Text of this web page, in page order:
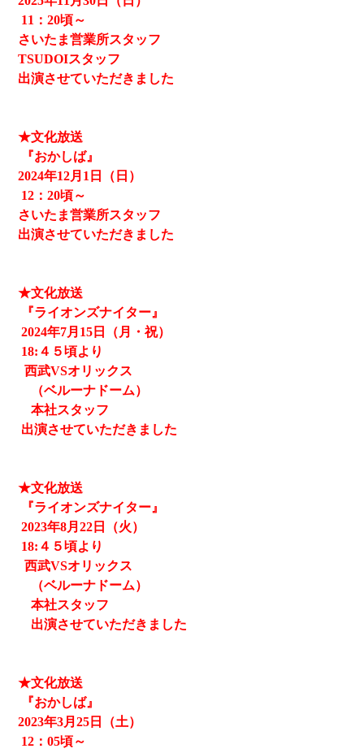
11 ：20頃～
さいたま営業所スタッフ
TSUDOIスタッフ
出演させていただきました
★文化放送
『おかしば』
2024年12月1日（日）
12 ：20頃～
さいたま営業所スタッフ
出演させていただきました
★文化放送
『ライオンズナイター』
2024年7月15日（月・祝）
18:４５頃より
西武VSオリックス
（ベルーナドーム）
本社スタッフ
出演させていただきました
★文化放送
『ライオンズナイター』
2023年8月22日（火）
18:４５頃より
西武VSオリックス
（ベルーナドーム）
本社スタッフ
出演させていただきました
★文化放送
『おかしば』
2023年3月25日（土）
12 ：05頃～